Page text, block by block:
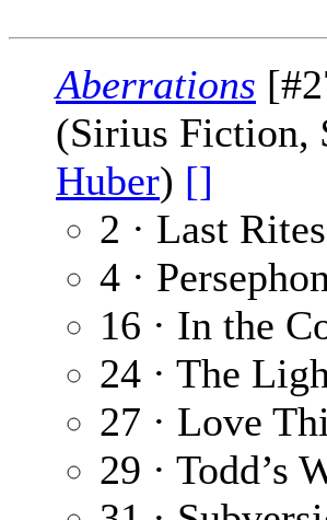
Aberrations
(Sirius Fiction,
Huber) []
2 · Last
4 ·
16 · In the
24 · The
27 · Love
29 · Todd’s